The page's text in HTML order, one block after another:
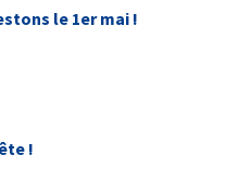
le 1er mai !
!